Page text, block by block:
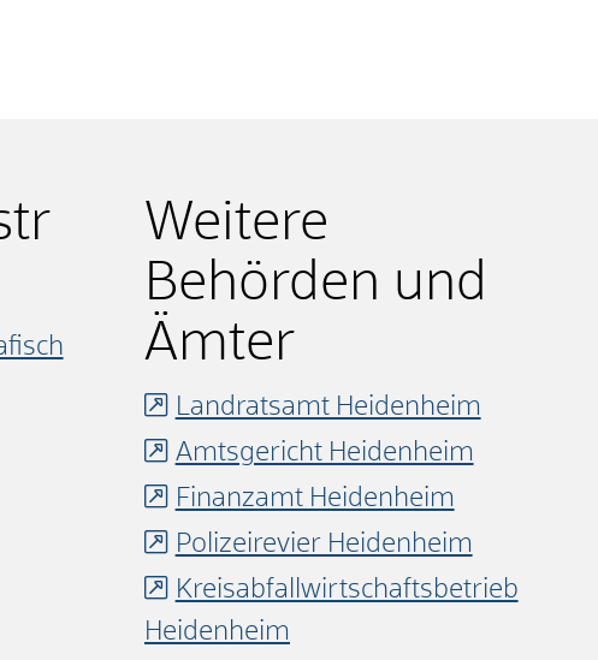
Weitere
Behörden und
Ämter
Landratsamt Heidenheim
Amtsgericht Heidenheim
Finanzamt Heidenheim
Polizeirevier Heidenheim
Kreisabfallwirtschaftsbetrieb
Heidenheim